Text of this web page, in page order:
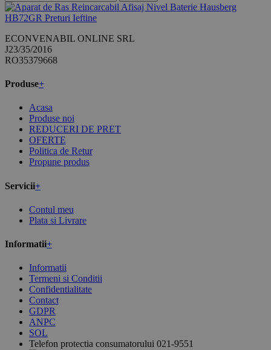
ECONVENABIL ONLINE SRL
J23/35/2016
RO35379668
Produse+
Acasa
Produse noi
REDUCERI DE PRET
OFERTE
Politica de Retur
Propune produs
Servicii+
Contul meu
Plata si Livrare
Informatii+
Informatii
Termeni si Conditii
Confidentialitate
Contact
GDPR
ANPC
SOL
Telefon protectia consumatorului 021-9551